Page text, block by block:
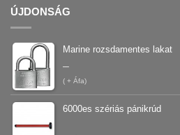
ÚJDONSÁG
Marine rozsdamentes lakat
–
( + Áfa)
6000es szériás pánikrúd